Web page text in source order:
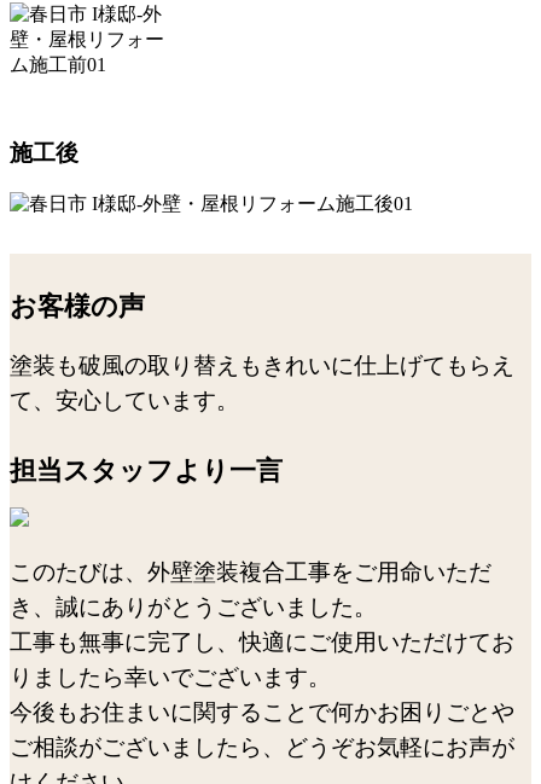
施工後
お客様の声
塗装も破風の取り替えもきれいに仕上げてもらえ
て、安心しています。
担当スタッフより一言
このたびは、外壁塗装複合工事をご用命いただ
き、誠にありがとうございました。
工事も無事に完了し、快適にご使用いただけてお
りましたら幸いでございます。
今後もお住まいに関することで何かお困りごとや
ご相談がございましたら、どうぞお気軽にお声が